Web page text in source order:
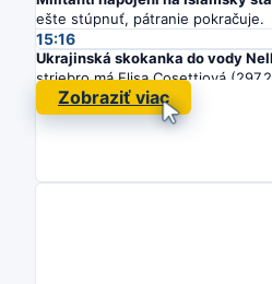
ešte stúpnuť, pátranie pokračuje.
15:16
Ukrajinská skokanka do vody
striebro má Elisa Cosettiová
15:11
Zelenskyj tvrdí, že ruské útoky
balík humanitárnej pomoci pre
Nemecký priemysel (BDI) víta
obmedzujú lodnú dopravu;
Zobraziť viac